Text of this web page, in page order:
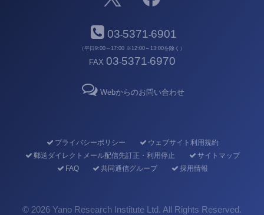
03-5371-6901
（平日9:00～17:00 ※12:00～13:00を除く）
FAX 03-5371-6970
Webからのお問い合わせ
プライバシーポリシー
ウェブサイト利用規約
郵送ダイレクトメール配信先訂正・利用停止
サイトマップ
FAQ
共同通信グループ 採用情報
© 2026 Yano Research Institute Ltd. All Rights Reserved.